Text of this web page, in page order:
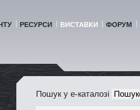
РЕСУРСИ ВИСТАВКИ ФОРУМ
Пошук у е-каталозі